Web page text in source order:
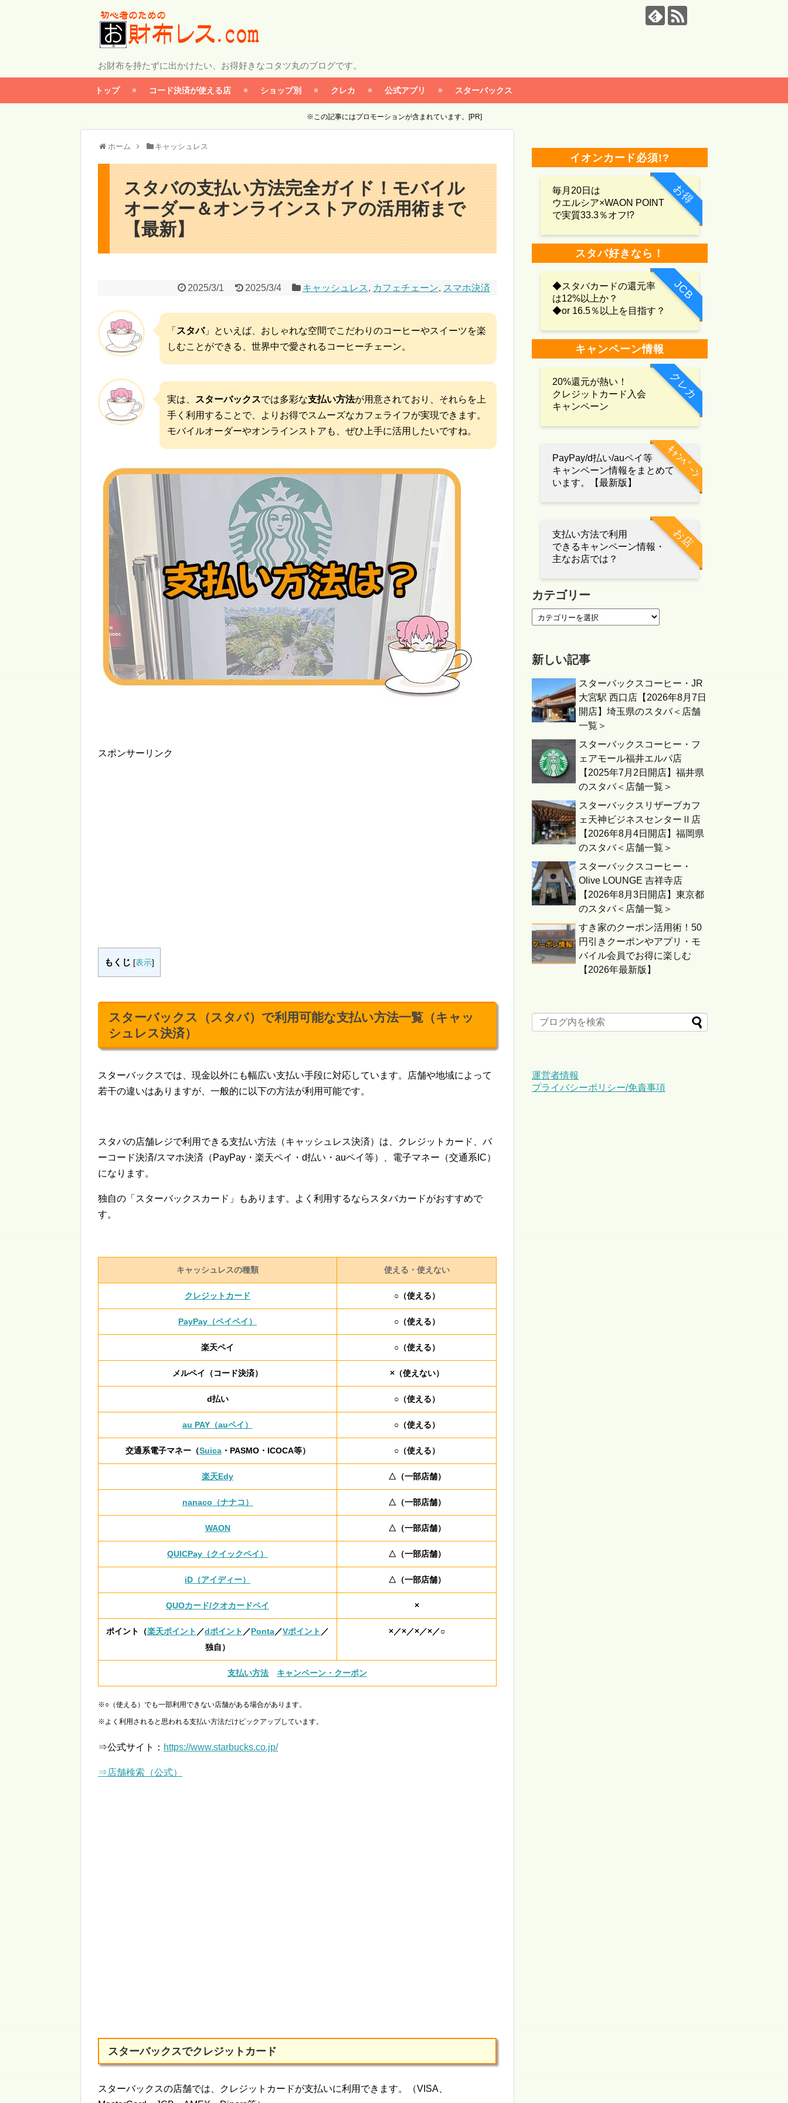
お財布を持たずに出かけたい、お得好きなコタツ丸のブログです。
トップ コード決済が使える店 ショップ別 クレカ 公式アプリ スターバックス
※この記事にはプロモーションが含まれています。[PR]
ホーム キャッシュレス
スタバの支払い方法完全ガイド！モバイル
オーダー＆オンラインストアの活用術まで
【最新】
2025/3/1 2025/3/4 キャッシュレス, カフェチェーン, スマホ決済
「 スタバ」といえば、おしゃれな空間でこだわりのコーヒーやスイーツを楽
しむことができる、世界中で愛されるコーヒーチェーン。
実は、 スターバックスでは多彩な支払い方法が用意されており、それらを上
手く利用することで、よりお得でスムーズなカフェライフが実現できます。
モバイルオーダーやオンラインストアも、ぜひ上手に活用したいですね。
スポンサーリンク
もくじ [表示]
スターバックス（スタバ）で利用可能な支払い方法一覧（キャッ
シュレス決済）
スターバックスでは、現金以外にも幅広い支払い手段に対応しています。店舗や地域によって
若干の違いはありますが、一般的に以下の方法が利用可能です。
スタバの店舗レジで利用できる支払い方法（キャッシュレス決済）は、クレジットカード、バ
ーコード決済/スマホ決済（PayPay・楽天ペイ・d払い・auペイ等）、電子マネー（交通系IC）
になります。
独自の「スターバックスカード」もあります。よく利用するならスタバカードがおすすめで
す。
キャッシュレスの種類 使える・使えない
クレジットカード ○（使える）
PayPay（ペイペイ） ○（使える）
楽天ペイ ○（使える）
メルペイ（コード決済） ×（使えない）
d払い ○（使える）
au PAY（auペイ） ○（使える）
交通系電子マネー（Suica・PASMO・ICOCA等） ○（使える）
楽天Edy △（一部店舗）
nanaco（ナナコ） △（一部店舗）
WAON △（一部店舗）
QUICPay（クイックペイ） △（一部店舗）
iD（アイディー） △（一部店舗）
QUOカード/クオカードペイ ×
ポイント（楽天ポイント ／dポイント ／Ponta／Vポイント ／
独自）
×／×／×／×／○
支払い方法 キャンペーン・クーポン
※○（使える）でも一部利用できない店舗がある場合があります。
※よく利用されると思われる支払い方法だけピックアップしています。
⇒公式サイト： https://www.starbucks.co.jp/
⇒店舗検索（公式）
スターバックスでクレジットカード
スターバックスの店舗では、クレジットカードが支払いに利用できます。（VISA、
イオンカード必須!?
お得
毎月20日は
ウエルシア×WAON POINT
で実質33.3％オフ!?
スタバ好きなら！
JCB
◆スタバカードの還元率
は12%以上か？
◆or 16.5％以上を目指す？
キャンペーン情報
クレカ
20%還元が熱い！
クレジットカード入会
キャンペーン
ｷｬﾝﾍﾟｰﾝ
PayPay/d払い/auペイ等
キャンペーン情報をまとめて
います。【最新版】
お店
支払い方法で利用
できるキャンペーン情報・
主なお店では？
カテゴリー
新しい記事
スターバックスコーヒー・JR
大宮駅 西口店【2026年8月7日
開店】埼玉県のスタバ＜店舗
一覧＞
スターバックスコーヒー・フ
ェアモール福井エルパ店
【2025年7月2日開店】福井県
のスタバ＜店舗一覧＞
スターバックスリザーブカフ
ェ天神ビジネスセンターⅡ店
【2026年8月4日開店】福岡県
のスタバ＜店舗一覧＞
スターバックスコーヒー・
Olive LOUNGE 吉祥寺店
【2026年8月3日開店】東京都
のスタバ＜店舗一覧＞
すき家のクーポン活用術！50
円引きクーポンやアプリ・モ
バイル会員でお得に楽しむ
【2026年最新版】
運営者情報
プライバシーポリシー/免責事項